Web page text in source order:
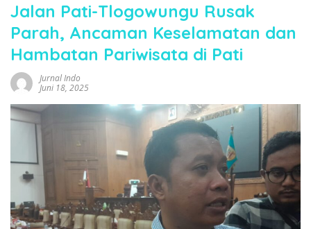
Jalan Pati-Tlogowungu Rusak
Parah, Ancaman Keselamatan dan
Hambatan Pariwisata di Pati
Jurnal Indo
Juni 18, 2025